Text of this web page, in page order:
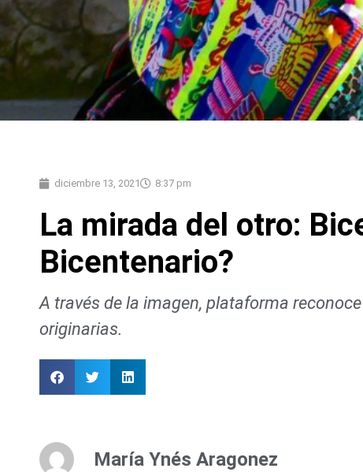
diciembre 13, 2021 8:37 pm
La mirada del otro:
Bicentenario?
A través de la imagen, plataforma
originarias.
María Ynés Aragonez